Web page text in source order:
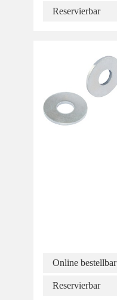
Reservierbar
Online bestellbar
Reservierbar